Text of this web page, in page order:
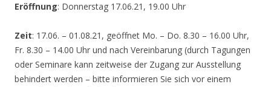
Eröffnung: Donnerstag 17.06.21, 19.00 Uhr
Zeit: 17.06. – 01.08.21, geöffnet Mo. – Do. 8.30 – 16.00 Uhr,
Fr. 8.30 – 14.00 Uhr und nach Vereinbarung (durch Tagungen
oder Seminare kann zeitweise der Zugang zur Ausstellung
behindert werden – bitte informieren Sie sich vor einem